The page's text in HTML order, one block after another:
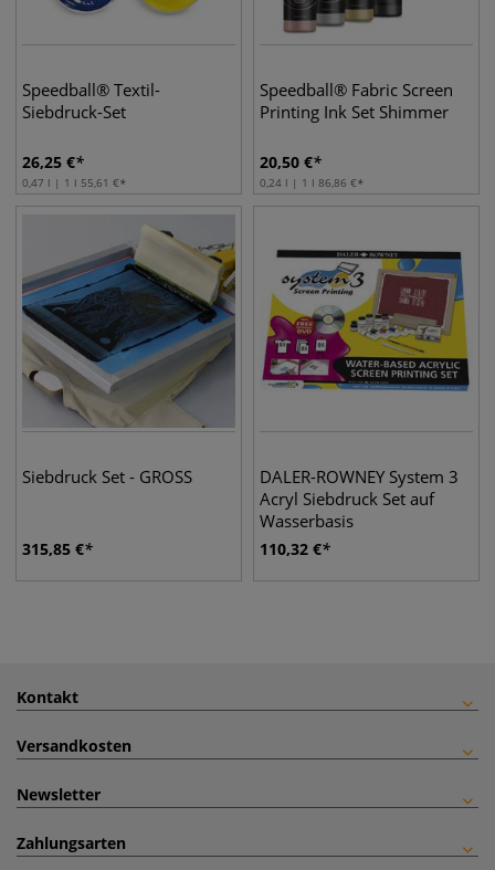
Speedball® Textil-
Siebdruck-Set
26,25 €
0,47 l | 1 l 55,61 €
Speedball® Fabric Screen
Printing Ink Set Shimmer
20,50 €
0,24 l | 1 l 86,86 €
Siebdruck Set - GROSS
315,85 €
DALER-ROWNEY System 3
Acryl Siebdruck Set auf
Wasserbasis
110,32 €
Kontakt
Versandkosten
Newsletter
Zahlungsarten